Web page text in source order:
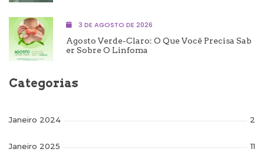
3 DE AGOSTO DE 2026
Agosto Verde-Claro: O Que Você Precisa Sab
Er Sobre O Linfoma
Categorias
Janeiro 2024 2
Janeiro 2025 11